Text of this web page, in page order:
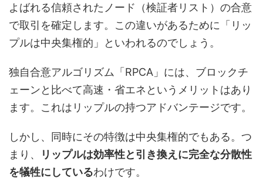
よばれる信頼されたノード（検証者リスト）の合意
で取引を確定します。この違いがあるために「リッ
プルは中央集権的」といわれるのでしょう。
独自合意アルゴリズム「RPCA」には、ブロックチ
ェーンと比べて高速・省エネというメリットはあり
ます。これはリップルの持つアドバンテージです。
しかし、同時にその特徴は中央集権的でもある。つ
まり、
リップルは効率性と引き換えに完全な分散性
を犠牲にしているわけです。